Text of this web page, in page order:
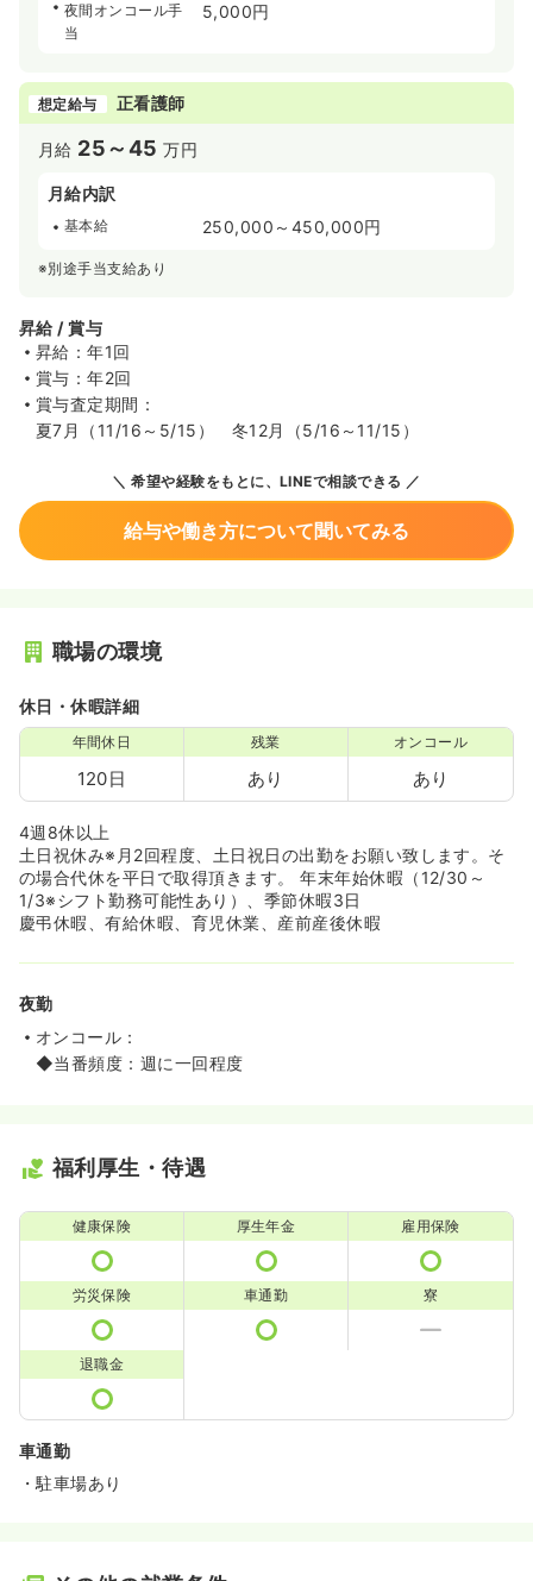
夜間オンコール手
当
5,000円
想定給与 正看護師
月給 25～45 万円
月給内訳
基本給 250,000～450,000円
※別途手当支給あり
昇給 / 賞与
昇給：年1回
賞与：年2回
賞与査定期間：
夏7月（11/16～5/15） 冬12月（5/16～11/15）
希望や経験をもとに、LINEで相談できる
給与や働き方について聞いてみる
職場の環境
休日・休暇詳細
年間休日
120日
残業
あり
オンコール
あり
4週8休以上
土日祝休み※月2回程度、土日祝日の出勤をお願い致します。そ
の場合代休を平日で取得頂きます。 年末年始休暇（12/30～
1/3※シフト勤務可能性あり）、季節休暇3日
慶弔休暇、有給休暇、育児休業、産前産後休暇
夜勤
オンコール：
◆当番頻度：週に一回程度
福利厚生・待遇
健康保険 厚生年金 雇用保険
労災保険 車通勤 寮
退職金
車通勤
・駐車場あり